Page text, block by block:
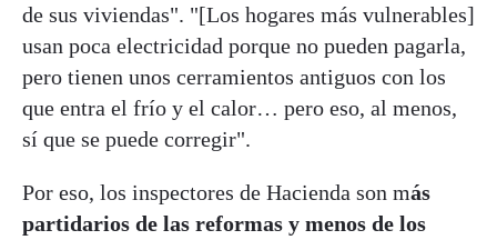
de sus viviendas". "[Los hogares más vulnerables]
usan poca electricidad porque no pueden pagarla,
pero tienen unos cerramientos antiguos con los
que entra el frío y el calor… pero eso, al menos,
sí que se puede corregir".
Por eso, los inspectores de Hacienda son más
partidarios de las reformas y menos de los